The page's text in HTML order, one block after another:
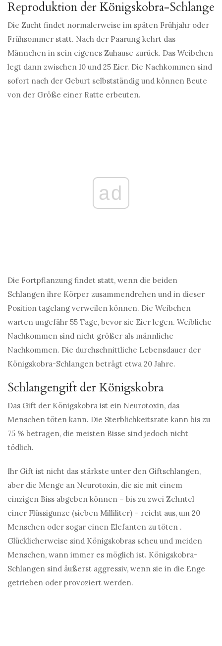
Reproduktion der Königskobra-Schlange
Die Zucht findet normalerweise im späten Frühjahr oder
Frühsommer statt. Nach der Paarung kehrt das
Männchen in sein eigenes Zuhause zurück. Das Weibchen
legt dann zwischen 10 und 25 Eier. Die Nachkommen sind
sofort nach der Geburt selbstständig und können Beute
von der Größe einer Ratte erbeuten.
ad
Die Fortpflanzung findet statt, wenn die beiden
Schlangen ihre Körper zusammendrehen und in dieser
Position tagelang verweilen können. Die Weibchen
warten ungefähr 55 Tage, bevor sie Eier legen. Weibliche
Nachkommen sind nicht größer als männliche
Nachkommen. Die durchschnittliche Lebensdauer der
Königskobra-Schlangen beträgt etwa 20 Jahre.
Schlangengift der Königskobra
Das Gift der Königskobra ist ein Neurotoxin, das
Menschen töten kann. Die Sterblichkeitsrate kann bis zu
75 % betragen, die meisten Bisse sind jedoch nicht
tödlich.
Ihr Gift ist nicht das stärkste unter den Giftschlangen,
aber die Menge an Neurotoxin, die sie mit einem
einzigen Biss abgeben können – bis zu zwei Zehntel
einer Flüssigunze (sieben Milliliter) – reicht aus, um 20
Menschen oder sogar einen Elefanten zu töten .
Glücklicherweise sind Königskobras scheu und meiden
Menschen, wann immer es möglich ist. Königskobra-
Schlangen sind äußerst aggressiv, wenn sie in die Enge
getrieben oder provoziert werden.